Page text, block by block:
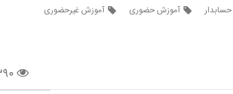
حسابدار آموزش حضوری
آموزش غیرحضوری
۳۹۰